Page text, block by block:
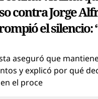
contra Jorge
el silencio:
aseguró que
y explicó por qué
el proce